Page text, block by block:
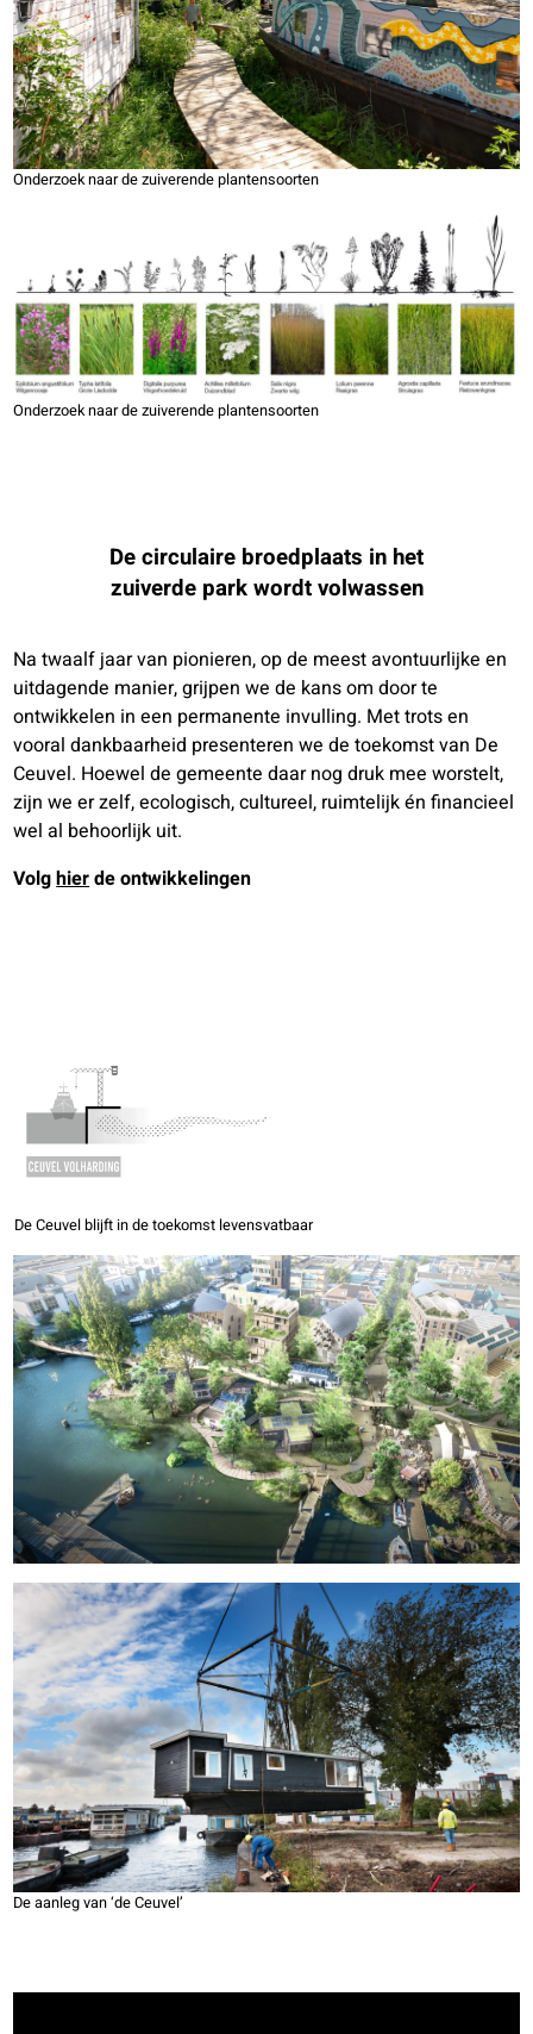
Onderzoek naar de zuiverende plantensoorten
Onderzoek naar de zuiverende plantensoorten
De circulaire broedplaats in het
zuiverde park wordt volwassen
Na twaalf jaar van pionieren, op de meest avontuurlijke en
uitdagende manier, grijpen we de kans om door te
ontwikkelen in een permanente invulling. Met trots en
vooral dankbaarheid presenteren we de toekomst van De
Ceuvel. Hoewel de gemeente daar nog druk mee worstelt,
zijn we er zelf, ecologisch, cultureel, ruimtelijk én financieel
wel al behoorlijk uit.
Volghierde ontwikkelingen
De Ceuvel blijft in de toekomst levensvatbaar
De aanleg van ‘de Ceuvel’